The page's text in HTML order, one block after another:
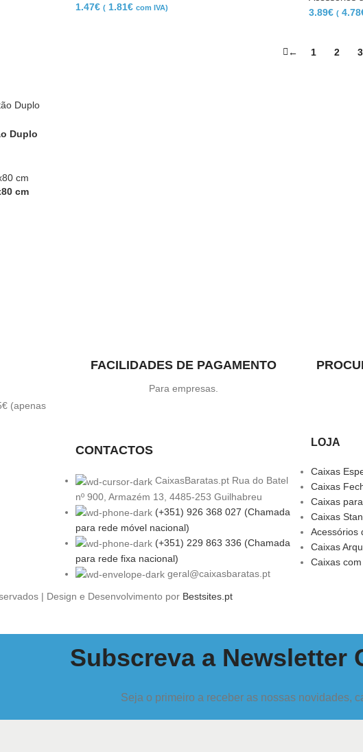
Duplo
cm
1.47€ ( 1.81€ com IVA)
3.89€ ( 4.78
← 1 2 3
(apenas
FACILIDADES DE PAGAMENTO
Para empresas.
CONTACTOS
CaixasBaratas.pt Rua do Batel
nº 900, Armazém 13, 4485-253 Guilhabreu
(+351) 926 368 027 (Chamada
para rede móvel nacional)
(+351) 229 863 336 (Chamada
para rede fixa nacional)
geral@caixasbaratas.pt
LOJA
Caixas
Caixas
Caixas
Caixas
Acessórios
Caixas
Caixas
| Design e Desenvolvimento por Bestsites.pt
Subscreva a Newsletter
Seja o primeiro a receber as nossas novidades,